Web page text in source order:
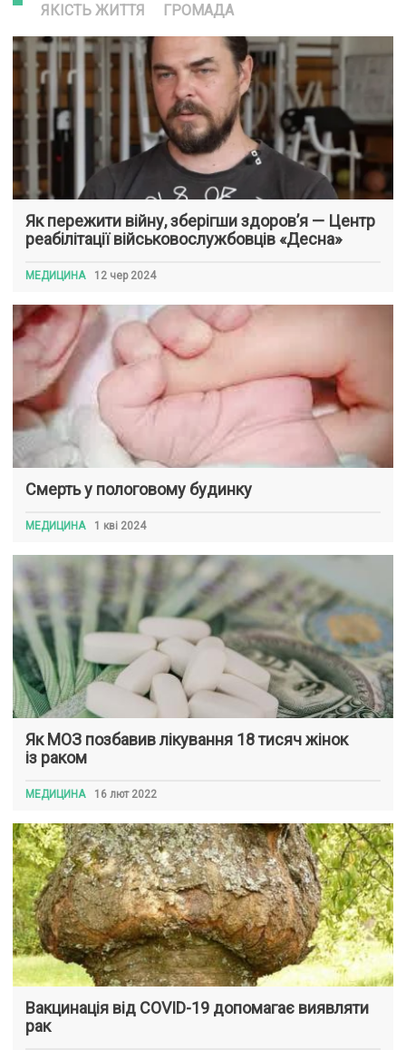
ЯКІСТЬ ЖИТТЯ ГРОМАДА
Як пережити війну, зберігши здоров’я — Центр
реабілітації військовослужбовців «Десна»
МЕДИЦИНА 12 чер 2024
Смерть у пологовому будинку
МЕДИЦИНА 1 кві 2024
Як МОЗ позбавив лікування 18 тисяч жінок
із раком
МЕДИЦИНА 16 лют 2022
Вакцинація від COVID-19 допомагає виявляти
рак